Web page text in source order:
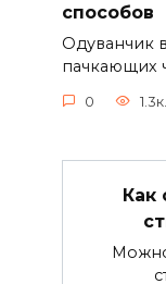
способов
Одуванчик
пачкающих
0 1.3к.
Как